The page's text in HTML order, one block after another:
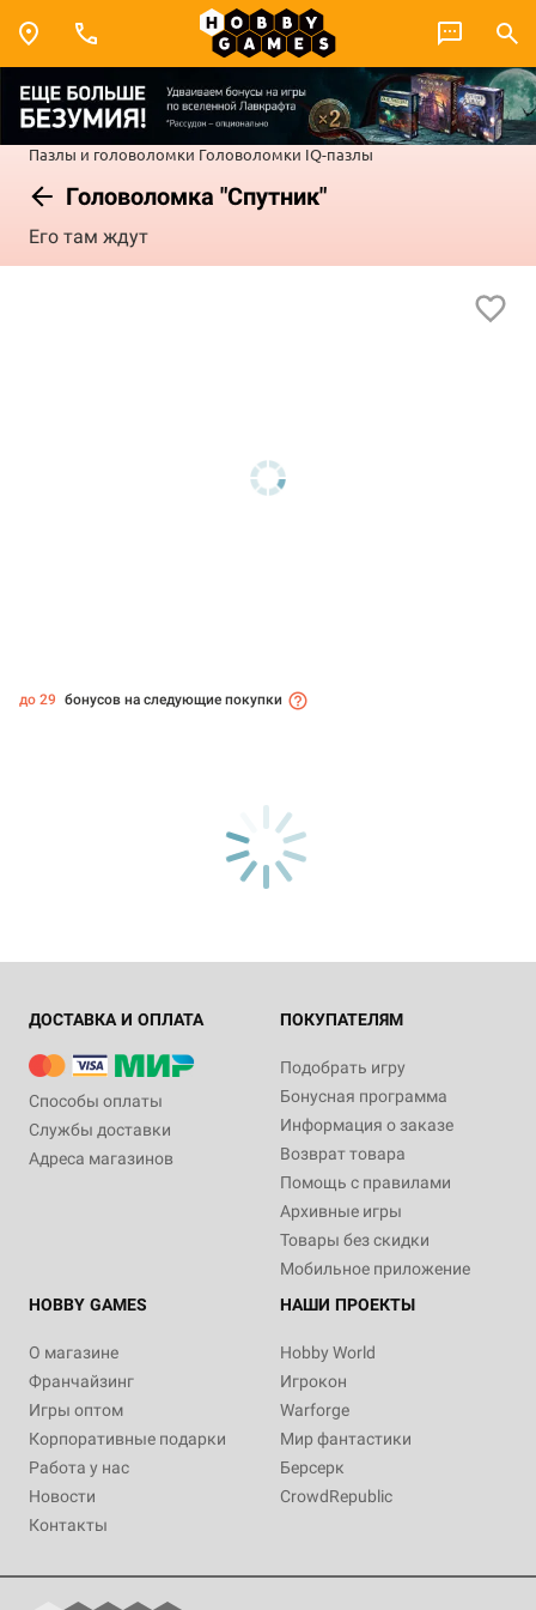
Пазлы и головоломки Головоломки IQ-пазлы
Головоломка "Спутник"
Его там ждут
до 29 бонусов на следующие покупки
ДОСТАВКА И ОПЛАТА
Способы оплаты
Службы доставки
Адреса магазинов
ПОКУПАТЕЛЯМ
Подобрать игру
Бонусная программа
Информация о заказе
Возврат товара
Помощь с правилами
Архивные игры
Товары без скидки
Мобильное приложение
HOBBY GAMES
О магазине
Франчайзинг
Игры оптом
Корпоративные подарки
Работа у нас
Новости
Контакты
НАШИ ПРОЕКТЫ
Hobby World
Игрокон
Warforge
Мир фантастики
Берсерк
CrowdRepublic